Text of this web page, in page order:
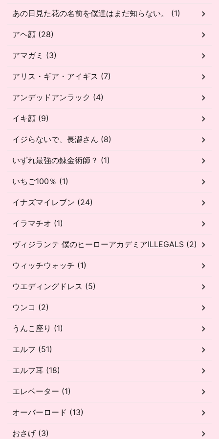
あの日見た花の名前を僕達はまだ知らない。 (1)
アヘ顔 (28)
アマガミ (3)
アリス・ギア・アイギス (7)
アンデッドアンラック (4)
イキ顔 (9)
イジらないで、長瀞さん (8)
いずれ最強の錬金術師？ (1)
いちご100％ (1)
イナズマイレブン (24)
イラマチオ (1)
ヴィジランテ 僕のヒーローアカデミアILLEGALS (2)
ウィッチウォッチ (1)
ウエディングドレス (5)
ウンコ (2)
うんこ座り (1)
エルフ (51)
エルフ耳 (18)
エレベーター (1)
オーバーロード (13)
おさげ (3)